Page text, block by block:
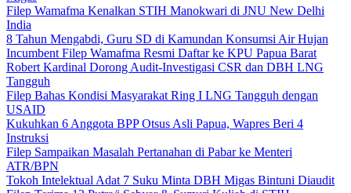
Filep Wamafma Kenalkan STIH Manokwari di JNU New Delhi
India
8 Tahun Mengabdi, Guru SD di Kamundan Konsumsi Air Hujan
Incumbent Filep Wamafma Resmi Daftar ke KPU Papua Barat
Robert Kardinal Dorong Audit-Investigasi CSR dan DBH LNG
Tangguh
Filep Bahas Kondisi Masyarakat Ring I LNG Tangguh dengan
USAID
Kukuhkan 6 Anggota BPP Otsus Asli Papua, Wapres Beri 4
Instruksi
Filep Sampaikan Masalah Pertanahan di Pabar ke Menteri
ATR/BPN
Tokoh Intelektual Adat 7 Suku Minta DBH Migas Bintuni Diaudit